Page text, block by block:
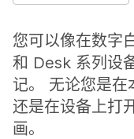
您可以像在数字
和 Desk 系列设
记。 无论您是在
还是在设备上打
画。